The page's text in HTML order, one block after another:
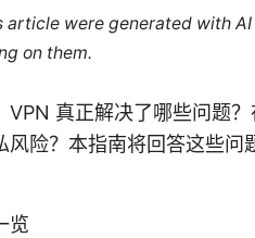
article were generated with
on them.
VPN 真正解决了哪些问题
风险？本指南将回答这些
览